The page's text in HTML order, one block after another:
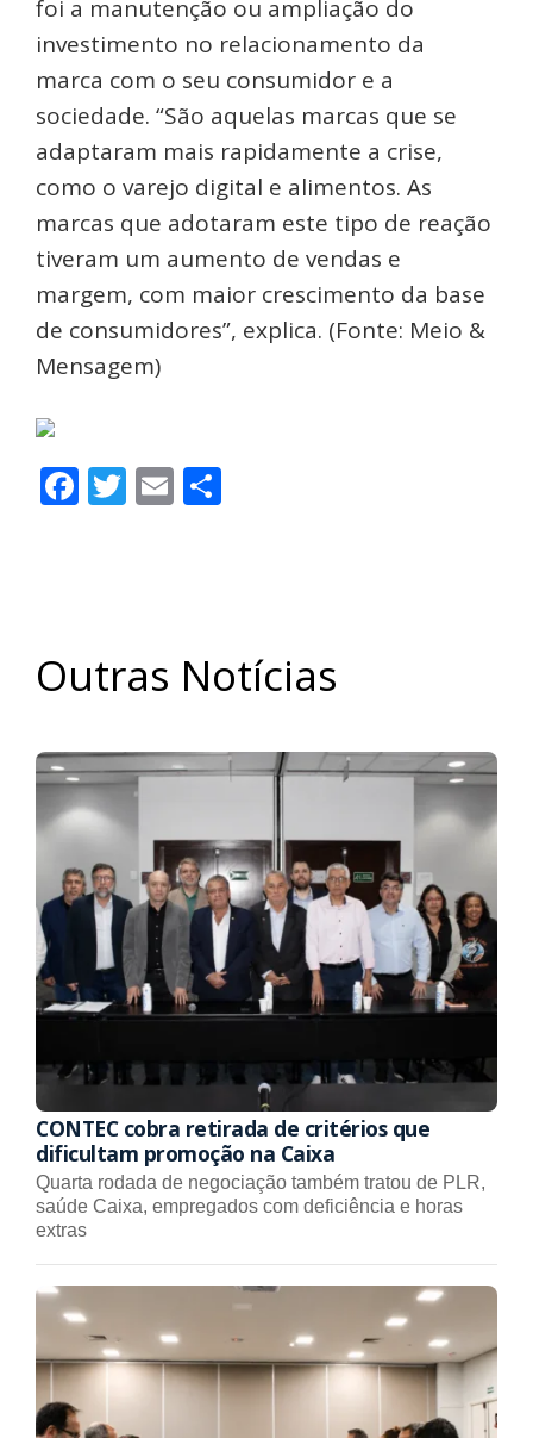
foi a manutenção ou ampliação do
investimento no relacionamento da
marca com o seu consumidor e a
sociedade. “São aquelas marcas que se
adaptaram mais rapidamente a crise,
como o varejo digital e alimentos. As
marcas que adotaram este tipo de reação
tiveram um aumento de vendas e
margem, com maior crescimento da base
de consumidores”, explica. (Fonte: Meio &
Mensagem)
Facebook
Twitter
Email
Outras Notícias
CONTEC cobra retirada de critérios que
dificultam promoção na Caixa
Quarta rodada de negociação também tratou de PLR,
saúde Caixa, empregados com deficiência e horas
extras